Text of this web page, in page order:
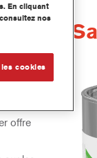
et les
offre
En cliquant
nos
cookies